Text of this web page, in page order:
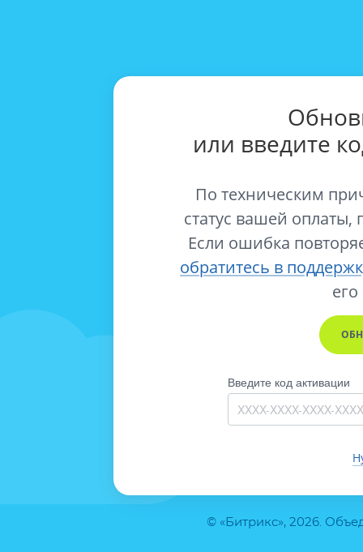
© «Битрикс», 2026.
или введите
По техническим
статус вашей оплаты,
Если ошибка
обратитесь в
его
Введите код активации